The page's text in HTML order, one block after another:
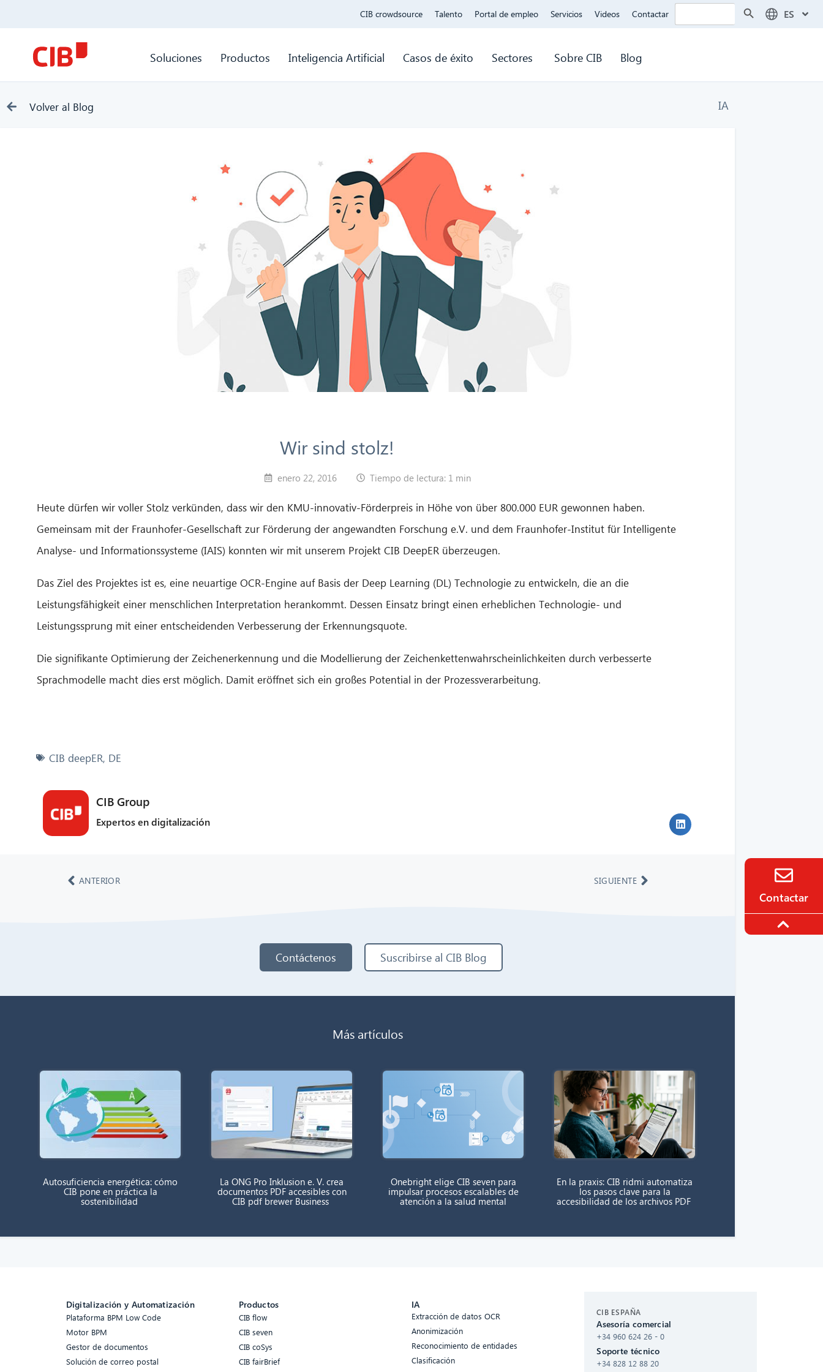
CIB crowdsource Talento Portal de empleo Servicios Videos Contactar Buscar: ES
Soluciones Productos Inteligencia Artificial Casos de éxito Sectores Sobre CIB Blog
Volver al Blog IA
Wir sind stolz!
enero 22, 2016 Tiempo de lectura: 1 min
Heute dürfen wir voller Stolz verkünden, dass wir den KMU-innovativ-Förderpreis in Höhe von über 800.000 EUR gewonnen haben.
Gemeinsam mit der Fraunhofer-Gesellschaft zur Förderung der angewandten Forschung e.V. und dem Fraunhofer-Institut für Intelligente
Analyse- und Informationssysteme (IAIS) konnten wir mit unserem Projekt CIB DeepER überzeugen.
Das Ziel des Projektes ist es, eine neuartige OCR-Engine auf Basis der Deep Learning (DL) Technologie zu entwickeln, die an die
Leistungsfähigkeit einer menschlichen Interpretation herankommt. Dessen Einsatz bringt einen erheblichen Technologie- und
Leistungssprung mit einer entscheidenden Verbesserung der Erkennungsquote.
Die signifikante Optimierung der Zeichenerkennung und die Modellierung der Zeichenkettenwahrscheinlichkeiten durch verbesserte
Sprachmodelle macht dies erst möglich. Damit eröffnet sich ein großes Potential in der Prozessverarbeitung.
CIB deepER, DE
CIB Group
Expertos en digitalización
ANTERIOR SIGUIENTE
Contáctenos Suscribirse al CIB Blog
Más artículos
Autosuficiencia energética: cómo
CIB pone en práctica la
sostenibilidad
La ONG Pro Inklusion e. V. crea
documentos PDF accesibles con
CIB pdf brewer Business
Onebright elige CIB seven para
impulsar procesos escalables de
atención a la salud mental
En la praxis: CIB ridmi automatiza
los pasos clave para la
accesibilidad de los archivos PDF
Digitalización y Automatización
Plataforma BPM Low Code
Motor BPM
Gestor de documentos
Solución de correo postal
Productos
CIB flow
CIB seven
CIB coSys
CIB fairBrief
IA
Extracción de datos OCR
Anonimización
Reconocimiento de entidades
Clasificación
CIB ESPAÑA
Asesoría comercial
+34 960 624 26 - 0
Soporte técnico
+34 828 12 88 20
¡Hola! ¿Qué puedo hacer por ti?
Contactar